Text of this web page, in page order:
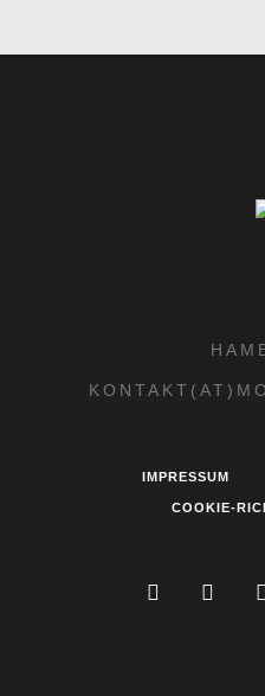
IMPRESSUM
COOKIE-